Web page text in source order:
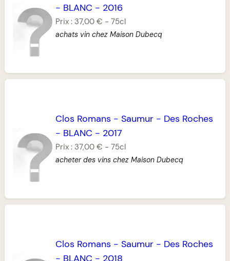
- BLANC - 2016
Prix : 37,00 € - 75cl
achats vin chez Maison Dubecq
Clos Romans - Saumur- Des Roches
- BLANC - 2017
Prix : 37,00 € - 75cl
acheter des vins chez Maison Dubecq
Clos Romans - Saumur- Des Roches
- BLANC - 2018